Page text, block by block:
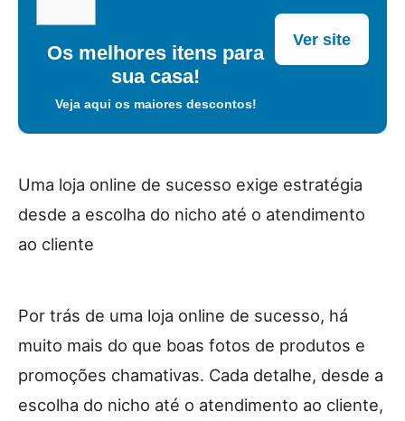
Os melhores itens para
sua casa!
Veja aqui os maiores descontos!
Ver site
Uma loja online de sucesso exige estratégia
desde a escolha do nicho até o atendimento
ao cliente
Por trás de uma loja online de sucesso, há
muito mais do que boas fotos de produtos e
promoções chamativas. Cada detalhe, desde a
escolha do nicho até o atendimento ao cliente,